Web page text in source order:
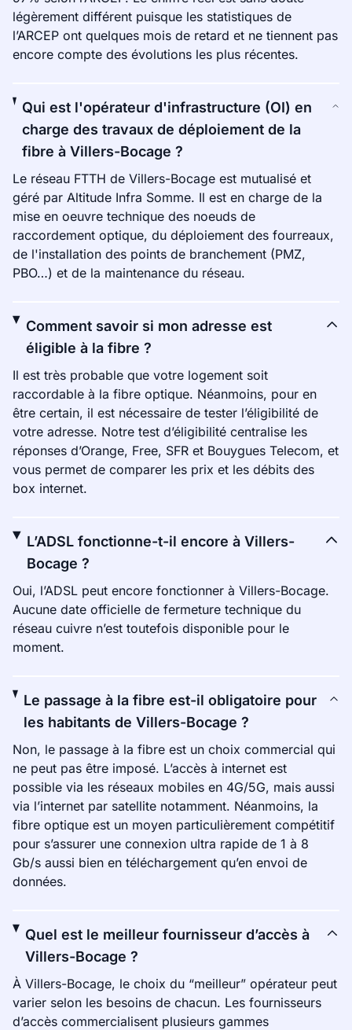
légèrement différent puisque les statistiques de
l’ARCEP ont quelques mois de retard et ne tiennent pas
encore compte des évolutions les plus récentes.
Qui est l'opérateur d'infrastructure (OI) en
charge des travaux de déploiement de la
fibre à Villers-Bocage ?
Le réseau FTTH de Villers-Bocage est mutualisé et
géré par Altitude Infra Somme. Il est en charge de la
mise en oeuvre technique des noeuds de
raccordement optique, du déploiement des fourreaux,
de l'installation des points de branchement (PMZ,
PBO…) et de la maintenance du réseau.
Comment savoir si mon adresse est
éligible à la fibre ?
Il est très probable que votre logement soit
raccordable à la fibre optique. Néanmoins, pour en
être certain, il est nécessaire de tester l’éligibilité de
votre adresse. Notre test d’éligibilité centralise les
réponses d’Orange, Free, SFR et Bouygues Telecom, et
vous permet de comparer les prix et les débits des
box internet.
L’ADSL fonctionne-t-il encore à Villers-
Bocage ?
Oui, l’ADSL peut encore fonctionner à Villers-Bocage.
Aucune date officielle de fermeture technique du
réseau cuivre n’est toutefois disponible pour le
moment.
Le passage à la fibre est-il obligatoire pour
les habitants de Villers-Bocage ?
Non, le passage à la fibre est un choix commercial qui
ne peut pas être imposé. L’accès à internet est
possible via les réseaux mobiles en 4G/5G, mais aussi
via l’internet par satellite notamment. Néanmoins, la
fibre optique est un moyen particulièrement compétitif
pour s’assurer une connexion ultra rapide de 1 à 8
Gb/s aussi bien en téléchargement qu’en envoi de
données.
Quel est le meilleur fournisseur d’accès à
Villers-Bocage ?
À Villers-Bocage, le choix du “meilleur” opérateur peut
varier selon les besoins de chacun. Les fournisseurs
d’accès commercialisent plusieurs gammes